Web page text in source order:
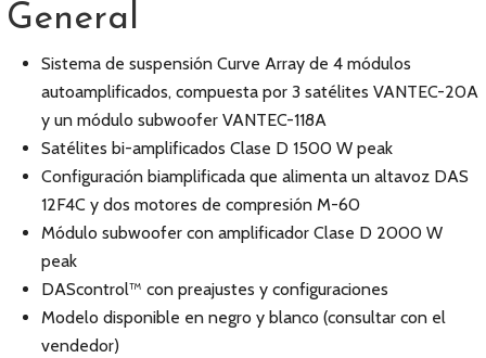
General
Sistema de suspensión Curve Array de 4 módulos
autoamplificados, compuesta por 3 satélites VANTEC-20A
y un módulo subwoofer VANTEC-118A
Satélites bi-amplificados Clase D 1500 W peak
Configuración biamplificada que alimenta un altavoz DAS
12F4C y dos motores de compresión M-60
Módulo subwoofer con amplificador Clase D 2000 W
peak
DAScontrol™ con preajustes y configuraciones
Modelo disponible en negro y blanco (consultar con el
vendedor)